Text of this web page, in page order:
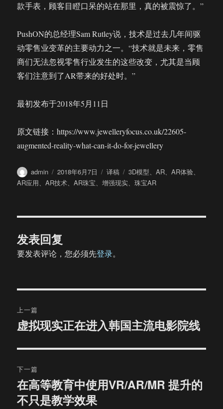
款手表，顾客目瞪口呆的站在那里，真的被震惊了。”
PushON的总经理Sam Rutley说，技术是过去几年间驱
动零售业变革的主要动力之一。“技术就是未来，零售
商们无法忽视零售行业发生的这些改变，尤其是当顾
客们注意到了AR带来的好处时。”
最初发布于2018年5月11日
原文链接：https://www.jewelleryfocus.co.uk/22605-
augmented-reality-what-can-it-do-for-jewellery
作
者
admin
发
布
2018年6月7日
分
类
译稿
标
签
3D模型、AR、AR体验、
AR应用、AR技术、AR珠宝、增强现实、珠宝AR
发表回复
要发表评论，您必须先登录。
章
航
上一篇
上
文
章：
虚拟现实正在进入韩国主流电影院线
下一篇
下
篇
在高等教育中使用VR/AR/MR 提升的
不只是教学效果